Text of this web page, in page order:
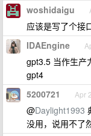
woshidaigu
应该是写了个接
IDAEngine
gpt3.5 当作生产
gpt4
5200721 Apr
@Daylight1993
没用，说用不了